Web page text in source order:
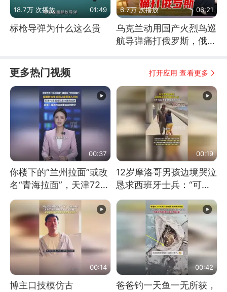
18.7万 次播放 01:49
标枪导弹为什么这么贵
6.7万 次播放 06:21
乌克兰动用国产火烈鸟巡
航导弹痛打俄罗斯，俄军
更多热门视频 打开应用 查看更多
00:37
你楼下的“兰州拉面”或改
名“青海拉面”，天津72家
面馆已集体更换招牌
00:19
12岁摩洛哥男孩边境哭泣
恳求西班牙士兵：“可不
可以不要把我遣返回国”
00:14
博主口技模仿古
00:42
爸爸钓一天鱼一无所获，